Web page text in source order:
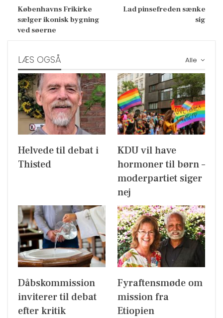
Københavns Frikirke
sælger ikonisk bygning
ved søerne
Lad pinsefreden sænke
sig
Alle
LÆS OGSÅ
Helvede til debat i
Thisted
KDU vil have
hormoner til børn –
moderpartiet siger
nej
Dåbskommission
inviterer til debat
efter kritik
Fyraftensmøde om
mission fra
Etiopien